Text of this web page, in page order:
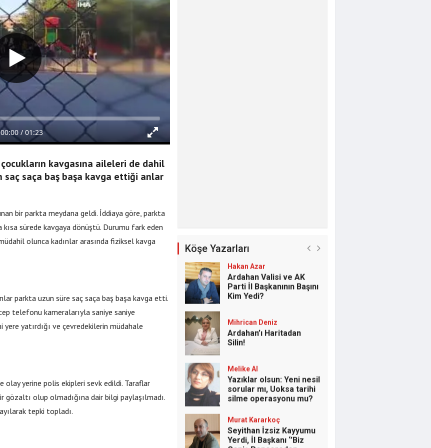
kavgasına aileleri de dahil
saç saça baş başa kavga ettiği anlar
bir parkta meydana geldi. İddiaya göre, parkta
sürede kavgaya dönüştü. Durumu fark eden
olunca kadınlar arasında fiziksel kavga
parkta uzun süre saç saça baş başa kavga etti.
telefonu kameralarıyla saniye saniye
yere yatırdığı ve çevredekilerin müdahale
olay yerine polis ekipleri sevk edildi. Taraflar
gözaltı olup olmadığına dair bilgi paylaşılmadı.
tepki topladı.
personel taşıma
çekti!
Köşe Yazarları
Fakir Yılmaz
SAYIN BAKAN YA O
TARAFI DA BİLİYOR
MUSUN?
Hakan Azar
Ardahan Valisi ve AK
Parti İl Başkanının Başını
Mihrican Deniz
Ardahan’ı Haritadan
Silin!
Melike Al
Yazıklar olsun: Yeni nesil
sorular mı, Uoksa tarihi